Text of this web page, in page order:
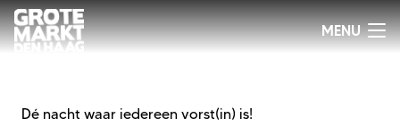
Dé nacht waar iedereen vorst(in) is!